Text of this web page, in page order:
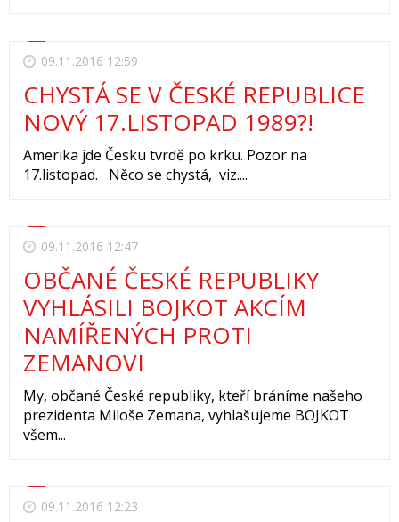
09.11.2016 12:59
CHYSTÁ SE V ČESKÉ REPUBLICE
NOVÝ 17.LISTOPAD 1989?!
Amerika jde Česku tvrdě po krku. Pozor na
17.listopad. Něco se chystá, viz....
09.11.2016 12:47
OBČANÉ ČESKÉ REPUBLIKY
VYHLÁSILI BOJKOT AKCÍM
NAMÍŘENÝCH PROTI
ZEMANOVI
My, občané České republiky, kteří bráníme našeho
prezidenta Miloše Zemana, vyhlašujeme BOJKOT
všem...
09.11.2016 12:23